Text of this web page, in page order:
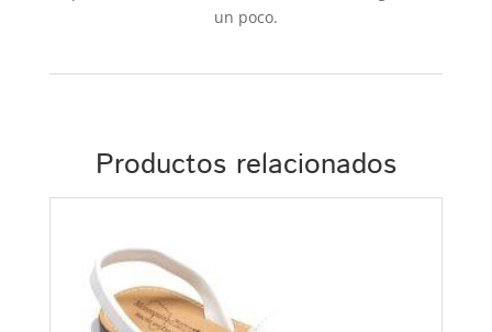
un poco.
Productos relacionados